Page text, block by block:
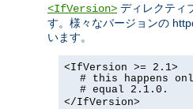
<IfVersion> ディレクティ
す。様々なバージョンの
います。
<IfVersion >= 2.1>
# this happens
# equal 2.1.0.
</IfVersion>